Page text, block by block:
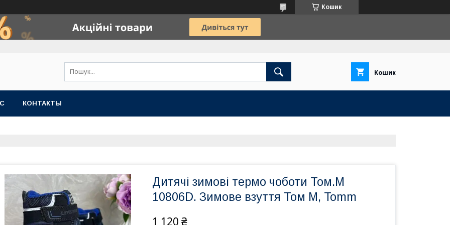
Кошик
Кошик
КОНТАКТЫ
Дитячі зимові термо чоботи Том.М
10806D. Зимове взуття Том М, Tomm
1 120 ₴